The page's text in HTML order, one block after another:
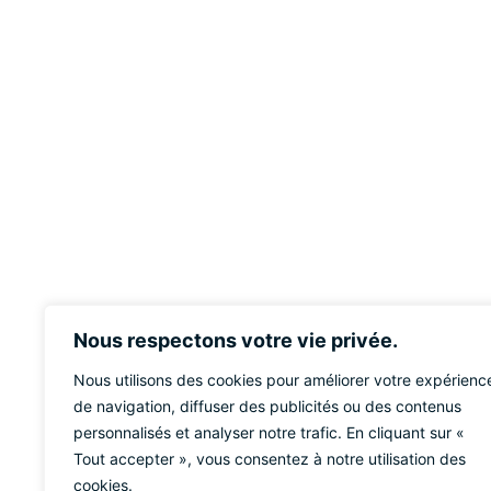
Nous respectons votre vie privée.
Nous utilisons des cookies pour améliorer votre
de navigation, diffuser des publicités ou des contenus
personnalisés et analyser notre trafic. En cliquant sur «
Tout accepter », vous consentez à notre utilisation des
cookies.